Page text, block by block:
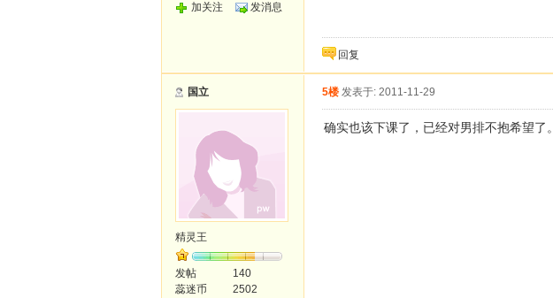
加关注
发消息
回复
国立
精灵王
发帖
140
蕊迷币
2502
5楼 发表于: 2011-11-29
确实也该下课了，已经对男排不抱希望了。